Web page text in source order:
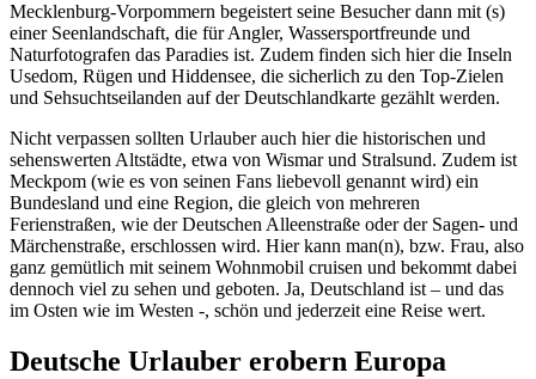
Mecklenburg-Vorpommern begeistert seine Besucher dann mit (s)
einer Seenlandschaft, die für Angler, Wassersportfreunde und
Naturfotografen das Paradies ist. Zudem finden sich hier die Inseln
Usedom, Rügen und Hiddensee, die sicherlich zu den Top-Zielen
und Sehsuchtseilanden auf der Deutschlandkarte gezählt werden.
Nicht verpassen sollten Urlauber auch hier die historischen und
sehenswerten Altstädte, etwa von Wismar und Stralsund. Zudem ist
Meckpom (wie es von seinen Fans liebevoll genannt wird) ein
Bundesland und eine Region, die gleich von mehreren
Ferienstraßen, wie der Deutschen Alleenstraße oder der Sagen- und
Märchenstraße, erschlossen wird. Hier kann man(n), bzw. Frau, also
ganz gemütlich mit seinem Wohnmobil cruisen und bekommt dabei
dennoch viel zu sehen und geboten. Ja, Deutschland ist – und das
im Osten wie im Westen -, schön und jederzeit eine Reise wert.
Deutsche Urlauber erobern Europa